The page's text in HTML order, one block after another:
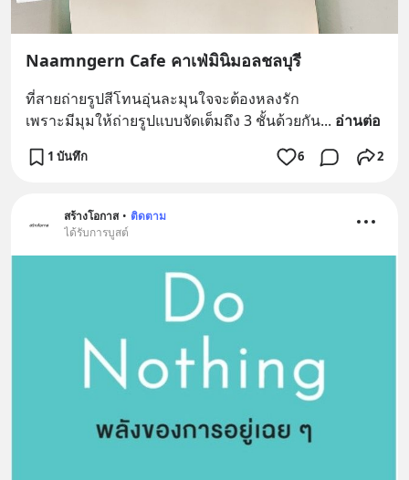
Naamngern Cafe คาเฟ่มินิมอลชลบุรี
ที่สายถ่ายรูปสีโทนอุ่นละมุนใจจะต้องหลงรัก
เพราะมีมุมให้ถ่ายรูปแบบจัดเต็มถึง 3 ชั้นด้วยกัน... อ่านต่อ
1 บันทึก 6 2
สร้างโอกาส • ติดตาม
ได้รับการบูสต์